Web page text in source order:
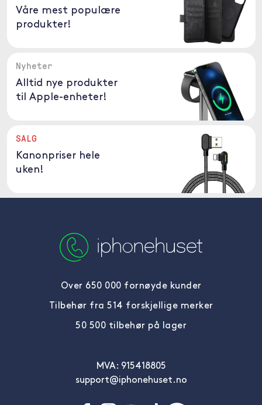
Våre mest populære
produkter!
Nyheter
Alltid nye produkter
til Apple-enheter!
SALG
Kanonpriser hele
uken!
Over 650 000 fornøyde kunder
Tilbehør fra 514 forskjellige merker
50 500 tilbehør på lager
MVA: 915418805
support@iphonehuset.no